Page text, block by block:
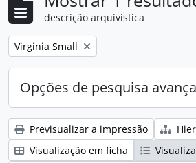
descrição arquivística
Remove filter:
Virginia Small
Opções de pesquisa
Previsualizar a impressão
Visualização em ficha